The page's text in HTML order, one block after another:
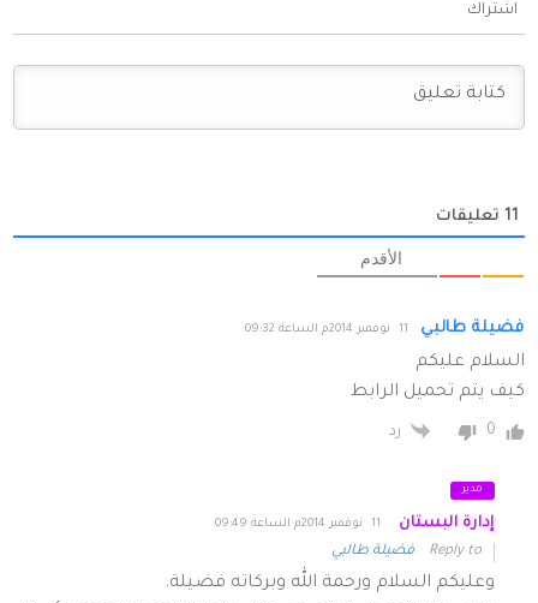
اشتراك
11 تعليقات
الأقدم
فضيلة طالبي 11 نوفمبر 2014م الساعة 09:32
السلام عليكم
كيف يتم تحميل الرابط
0 رد
مدير
إدارة البستان 11 نوفمبر 2014م الساعة 09:49
Reply to فضيلة طالبي
وعليكم السلام ورحمة الله وبركاته فضيلة.